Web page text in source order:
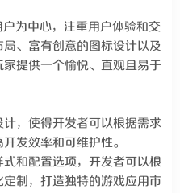
为中心，注重用户体验和交
、富有创意的图标设计以及
提供一个愉悦、直观且易于
，使得开发者可以根据需求
发效率和可维护性。
和配置选项，开发者可以根
制，打造独特的游戏应用市